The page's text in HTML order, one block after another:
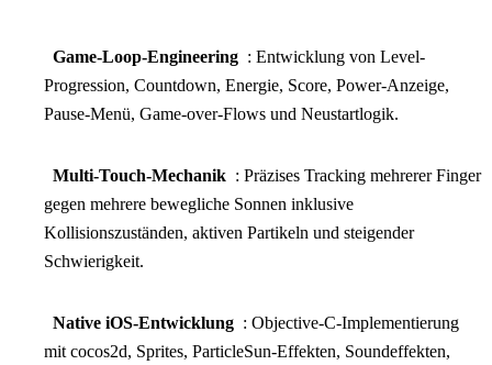
Game-Loop-Engineering : Entwicklung von Level-
Progression, Countdown, Energie, Score, Power-Anzeige,
Pause-Menü, Game-over-Flows und Neustartlogik.
Multi-Touch-Mechanik : Präzises Tracking mehrerer Finger
gegen mehrere bewegliche Sonnen inklusive
Kollisionszuständen, aktiven Partikeln und steigender
Schwierigkeit.
Native iOS-Entwicklung : Objective-C-Implementierung
mit cocos2d, Sprites, ParticleSun-Effekten, Soundeffekten,